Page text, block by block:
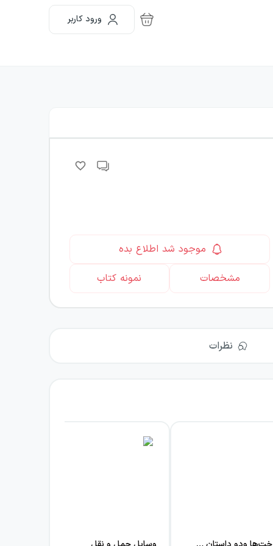
ورود کاربر
موجود شد اطلاع بده
مشخصات
نمونه کتاب
نظرات